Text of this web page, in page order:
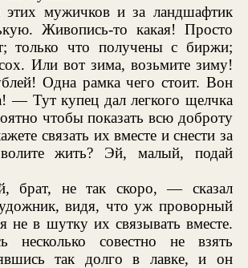
мужичков и за ландшафтик
Живопись-то какая! Просто
только что получены с биржи;
Или вот зима, возьмите зиму!
Одна рамка чего стоит. Вон
— Тут купец дал легкого щелчка
чтобы показать всю доброту
связать их вместе и снести за
жить? Эй, малый, подай
брат, не так скоро, — сказал
видя, что уж проворный
не в шутку их связывать вместе.
несколько совестно не взять
так долго в лавке, и он